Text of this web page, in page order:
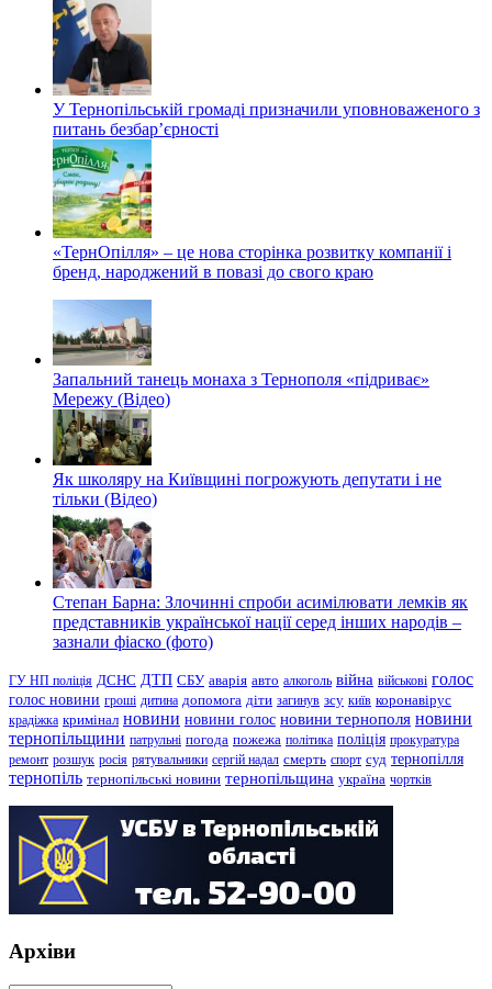
У Тернопільській громаді призначили уповноваженого з
питань безбар’єрності
«ТернОпілля» – це нова сторінка розвитку компанії і
бренд, народжений в повазі до свого краю
Запальний танець монаха з Тернополя «підриває»
Мережу (Відео)
Як школяру на Київщині погрожують депутати і не
тільки (Відео)
Степан Барна: Злочинні спроби асимілювати лемків як
представників української нації серед інших народів –
зазнали фіаско (фото)
ГУ НП поліція ДСНС ДТП СБУ аварія авто алкоголь війна військові голос
голос новини гроші дитина допомога діти загинув зсу київ коронавірус
крадіжка кримінал новини новини голос новини тернополя новини
тернопільщини патрульні погода пожежа політика поліція прокуратура
ремонт розшук росія рятувальники сергій надал смерть спорт суд тернопілля
тернопіль тернопільські новини тернопільщина україна чортків
Архіви